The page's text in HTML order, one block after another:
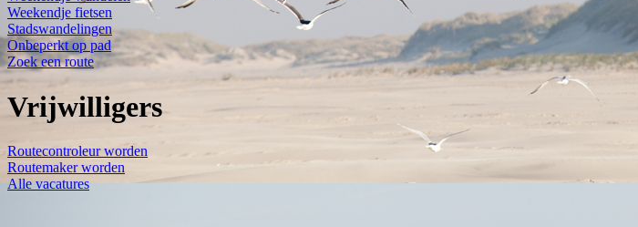
Weekendje fietsen
Stadswandelingen
Onbeperkt op pad
Zoek een route
Vrijwilligers
Routecontroleur worden
Routemaker worden
Alle vacatures